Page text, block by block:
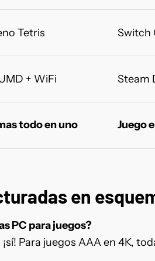
Tetris Switch
+ WiFi Steam
todo en uno Juego
en
PC para juegos?
Para juegos AAA en 4K,